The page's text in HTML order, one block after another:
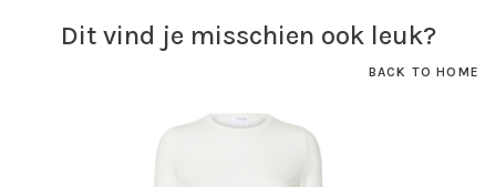
Dit vind je misschien ook leuk?
BACK TO HOME